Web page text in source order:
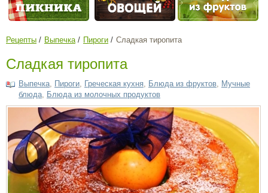
Рецепты Выпечка Пироги Сладкая тиропита
Сладкая тиропита
Выпечка Пироги Греческая кухня Блюда из фруктов Мучные
блюда Блюда из молочных продуктов